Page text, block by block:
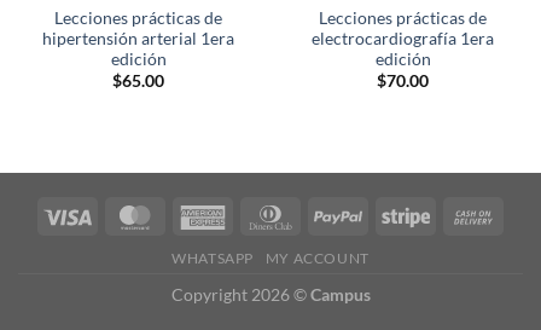
Lecciones prácticas de
hipertensión arterial 1era
edición
$65.00
Lecciones prácticas de
electrocardiografía 1era
edición
$70.00
WHATSAPP MY ACCOUNT
Copyright 2026 ©Campus